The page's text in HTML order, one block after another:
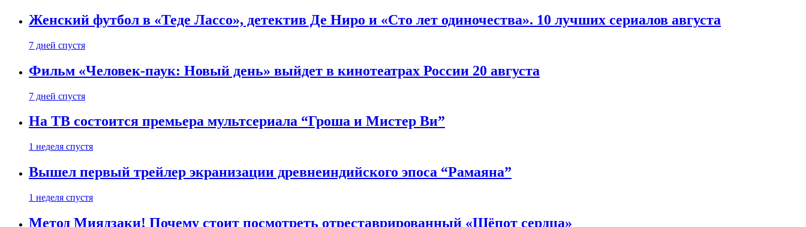
Женский футбол в «Теде Лассо», детектив Де Ниро и «Сто лет одиночества». 10 лучших сериалов августа
7 дней спустя
Фильм «Человек-паук: Новый день» выйдет в кинотеатрах России 20 августа
7 дней спустя
На ТВ состоится премьера мультсериала “Гроша и Мистер Ви”
1 неделя спустя
Вышел первый трейлер экранизации древнеиндийского эпоса “Рамаяна”
1 неделя спустя
Метод Миядзаки! Почему стоит посмотреть отреставрированный «Шёпот сердца»